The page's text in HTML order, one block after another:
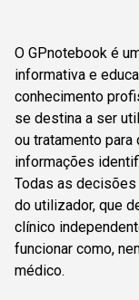
O GPnotebook é
informativa e
conhecimento
se destina a ser
ou tratamento
informações
Todas as
do utilizador, que
clínico
funcionar como,
médico.